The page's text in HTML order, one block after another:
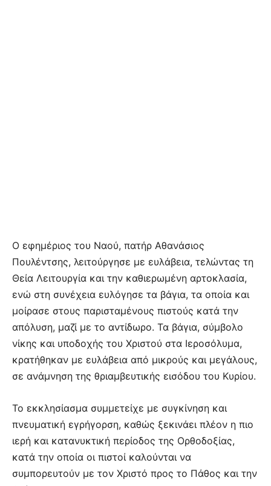
Ο εφημέριος του Ναού, πατήρ Αθανάσιος
Πουλέντσης, λειτούργησε με ευλάβεια, τελώντας τη
Θεία Λειτουργία και την καθιερωμένη αρτοκλασία,
ενώ στη συνέχεια ευλόγησε τα βάγια, τα οποία και
μοίρασε στους παρισταμένους πιστούς κατά την
απόλυση, μαζί με το αντίδωρο. Τα βάγια, σύμβολο
νίκης και υποδοχής του Χριστού στα Ιεροσόλυμα,
κρατήθηκαν με ευλάβεια από μικρούς και μεγάλους,
σε ανάμνηση της θριαμβευτικής εισόδου του Κυρίου.
Το εκκλησίασμα συμμετείχε με συγκίνηση και
πνευματική εγρήγορση, καθώς ξεκινάει πλέον η πιο
ιερή και κατανυκτική περίοδος της Ορθοδοξίας,
κατά την οποία οι πιστοί καλούνται να
συμπορευτούν με τον Χριστό προς το Πάθος και την